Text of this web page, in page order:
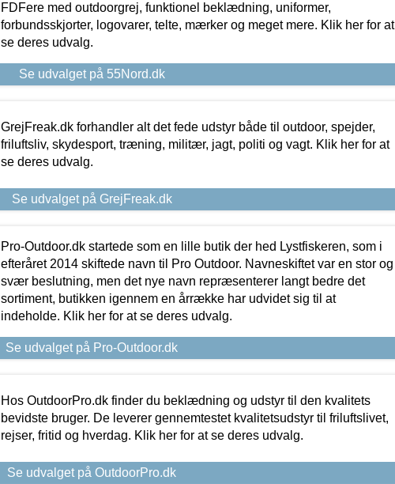
FDFere med outdoorgrej, funktionel beklædning, uniformer,
forbundsskjorter, logovarer, telte, mærker og meget mere. Klik her for at
se deres udvalg.
Se udvalget på 55Nord.dk
GrejFreak.dk forhandler alt det fede udstyr både til outdoor, spejder,
friluftsliv, skydesport, træning, militær, jagt, politi og vagt. Klik her for at
se deres udvalg.
Se udvalget på GrejFreak.dk
Pro-Outdoor.dk startede som en lille butik der hed Lystfiskeren, som i
efteråret 2014 skiftede navn til Pro Outdoor. Navneskiftet var en stor og
svær beslutning, men det nye navn repræsenterer langt bedre det
sortiment, butikken igennem en årrække har udvidet sig til at
indeholde. Klik her for at se deres udvalg.
Se udvalget på Pro-Outdoor.dk
Hos OutdoorPro.dk finder du beklædning og udstyr til den kvalitets
bevidste bruger. De leverer gennemtestet kvalitetsudstyr til friluftslivet,
rejser, fritid og hverdag. Klik her for at se deres udvalg.
Se udvalget på OutdoorPro.dk